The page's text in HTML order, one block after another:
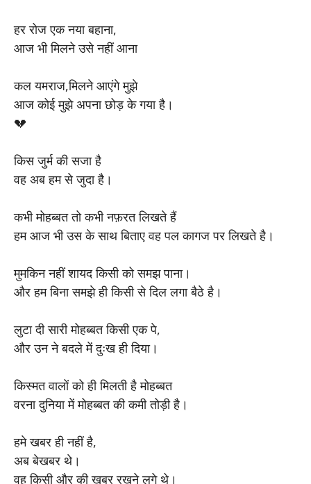
हर रोज एक नया बहाना,
आज भी मिलने उसे नहीं आना
कल यमराज,मिलने आएंगे मुझे
आज कोई मुझे अपना छोड़ के गया है।
💔
किस जुर्म की सजा है
वह अब हम से जुदा है।
कभी मोहब्बत तो कभी नफ़रत लिखते हैं
हम आज भी उस के साथ बिताए वह पल कागज पर लिखते है।
मुमकिन नहीं शायद किसी को समझ पाना।
और हम बिना समझे ही किसी से दिल लगा बैठे है।
लुटा दी सारी मोहब्बत किसी एक पे,
और उन ने बदले में दुःख ही दिया।
किस्मत वालों को ही मिलती है मोहब्बत
वरना दुनिया में मोहब्बत की कमी तोड़ी है।
हमे खबर ही नहीं है,
अब बेखबर थे।
वह किसी और की खबर रखने लगे थे।